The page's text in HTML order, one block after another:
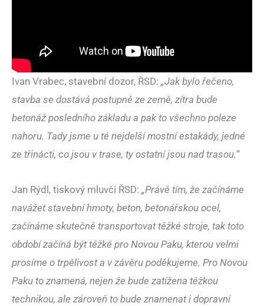
Ivan Vrabec, stavební dozor, ŘSD: „Jak bylo řečeno,
stavba se dostává postupně ze země, zítra bude
betonáž posledního základu a pak to všechno poleze
nahoru. Tady jsme u té nejdelší mostní estakády, jedné
ze třinácti, co jsou v trase, ty ostatní jsou nad trasou.“
Jan Rýdl, tiskový mluvčí ŘSD: „Právě tím, že začínáme
navážet stavební hmoty, beton, betonářskou ocel,
začínáme skutečně transportovat těžké stroje, tak toto
období začíná být těžké pro Novou Paku, kterou velmi
prosíme o trpělivost a v závěru poděkujeme. Pro Novou
Paku to znamená, nejen že bude zatížena těžkou
technikou, ale zároveň to bude znamenat i dopravní